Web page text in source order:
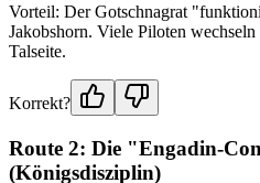
Vorteil: Der Gotschnagrat
Jakobshorn. Viele Piloten
Talseite.
Korrekt?
Route 2: Die "Engadin-
(Königsdisziplin)